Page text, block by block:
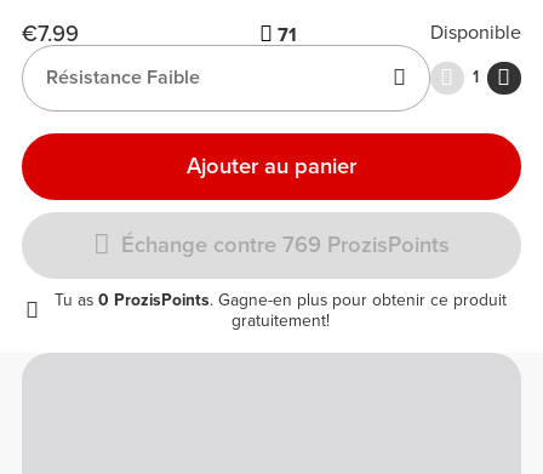
€7.99
71
Disponible
Résistance Faible
1
Ajouter au panier
Échange contre 769 ProzisPoints
Tu as0 ProzisPoints. Gagne-en plus pour obtenir ce produit
gratuitement!